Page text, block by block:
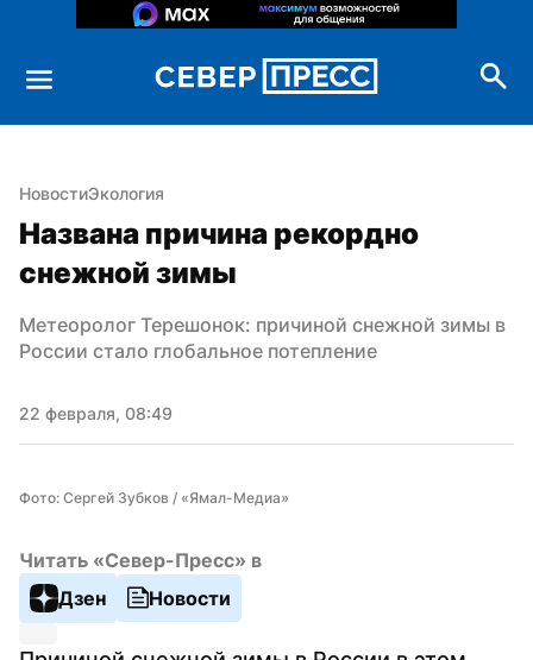
НовостиЭкология
Названа причина рекордно
снежной зимы
Метеоролог Терешонок: причиной снежной зимы в
России стало глобальное потепление
22 февраля, 08:49
Фото: Сергей Зубков / «Ямал-Медиа»
Читать «Север-Пресс» в
Дзен
Новости